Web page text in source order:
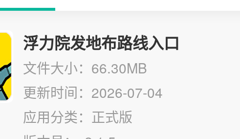
浮力院发地布路线入口
文件大小：66.30MB
更新时间：2026-07-04
应用分类：正式版